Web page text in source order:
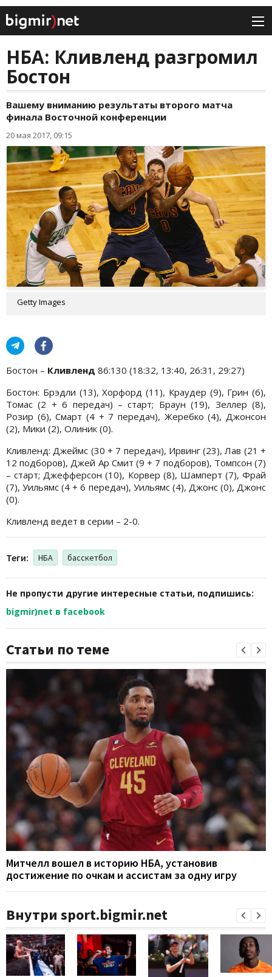
НБА: Кливленд разгромил
Бостон
Вашему вниманию результаты второго матча
финала Восточной конференции
20 мая 2017, 09:15
Getty Images
Бостон – Кливленд 86:130 (18:32, 13:40, 26:31, 29:27)
Бостон: Брэдли (13), Хорфорд (11), Краудер (9), Грин (6),
Томас (2 + 6 передач) – старт; Браун (19), Зеллер (8),
Розир (6), Смарт (4 + 7 передач), Жеребко (4), Джонсон
(2), Мики (2), Олиник (0).
Кливленд: Джеймс (30 + 7 передач), Ирвинг (23), Лав (21 +
12 подборов), Джей Ар Смит (9 + 7 подборов), Томпсон (7)
– старт; Джефферсон (10), Корвер (8), Шамперт (7), Фрай
(7), Уильямс (4 + 6 передач), Уильямс (4), Джонс (0), Джонс
(0).
Кливленд ведет в серии – 2-0.
Теги: НБА басскетбол
Не пропусти другие интересные статьи, подпишись:
bigmir)net в facebook
Статьи по теме
Митчелл вошел в историю НБА, установив
достижение по очкам и ассистам за одну игру
Внутри sport.bigmir.net